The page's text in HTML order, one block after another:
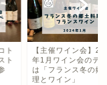
ト
ト
【主催ワイン会】
年1月ワイン会のテ
は「フランス冬の郷
理とワイン」